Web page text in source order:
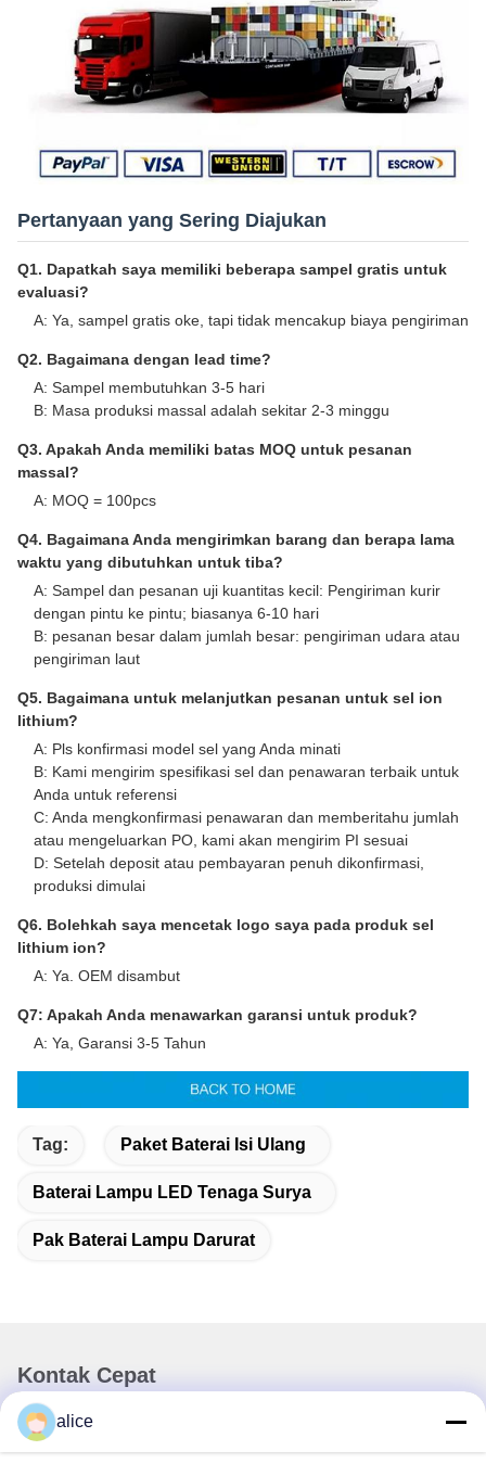
Pertanyaan yang Sering Diajukan
Q1. Dapatkah saya memiliki beberapa sampel gratis untuk
evaluasi?
A: Ya, sampel gratis oke, tapi tidak mencakup biaya pengiriman
Q2. Bagaimana dengan lead time?
A: Sampel membutuhkan 3-5 hari
B: Masa produksi massal adalah sekitar 2-3 minggu
Q3. Apakah Anda memiliki batas MOQ untuk pesanan
massal?
A: MOQ = 100pcs
Q4. Bagaimana Anda mengirimkan barang dan berapa lama
waktu yang dibutuhkan untuk tiba?
A: Sampel dan pesanan uji kuantitas kecil: Pengiriman kurir
dengan pintu ke pintu; biasanya 6-10 hari
B: pesanan besar dalam jumlah besar: pengiriman udara atau
pengiriman laut
Q5. Bagaimana untuk melanjutkan pesanan untuk sel ion
lithium?
A: Pls konfirmasi model sel yang Anda minati
B: Kami mengirim spesifikasi sel dan penawaran terbaik untuk
Anda untuk referensi
C: Anda mengkonfirmasi penawaran dan memberitahu jumlah
atau mengeluarkan PO, kami akan mengirim PI sesuai
D: Setelah deposit atau pembayaran penuh dikonfirmasi,
produksi dimulai
Q6. Bolehkah saya mencetak logo saya pada produk sel
lithium ion?
A: Ya. OEM disambut
Q7: Apakah Anda menawarkan garansi untuk produk?
A: Ya, Garansi 3-5 Tahun
Tag: Paket Baterai Isi Ulang
Baterai Lampu LED Tenaga Surya
Pak Baterai Lampu Darurat
Kontak Cepat
Alamat
Jalan Fuyuan ke-5, Taman Industri Baterai Lithium, Zona
alice